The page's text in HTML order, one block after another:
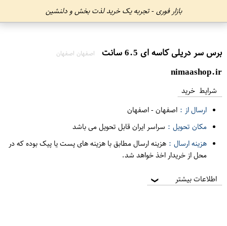
بازار فوری - تجربه یک خرید لذت بخش و دلنشین
برس سر دریلی کاسه ای 6.5 سانت اصفهان اصفهان
nimaashop.ir
شرایط خرید
ارسال از : اصفهان-اصفهان
مکان تحویل : سراسر ایران قابل تحویل می باشد
هزینه ارسال : هزینه ارسال مطابق با هزینه های پست یا پیک بوده که در
محل از خریدار اخذ خواهد شد.
اطلاعات بیشتر ❯